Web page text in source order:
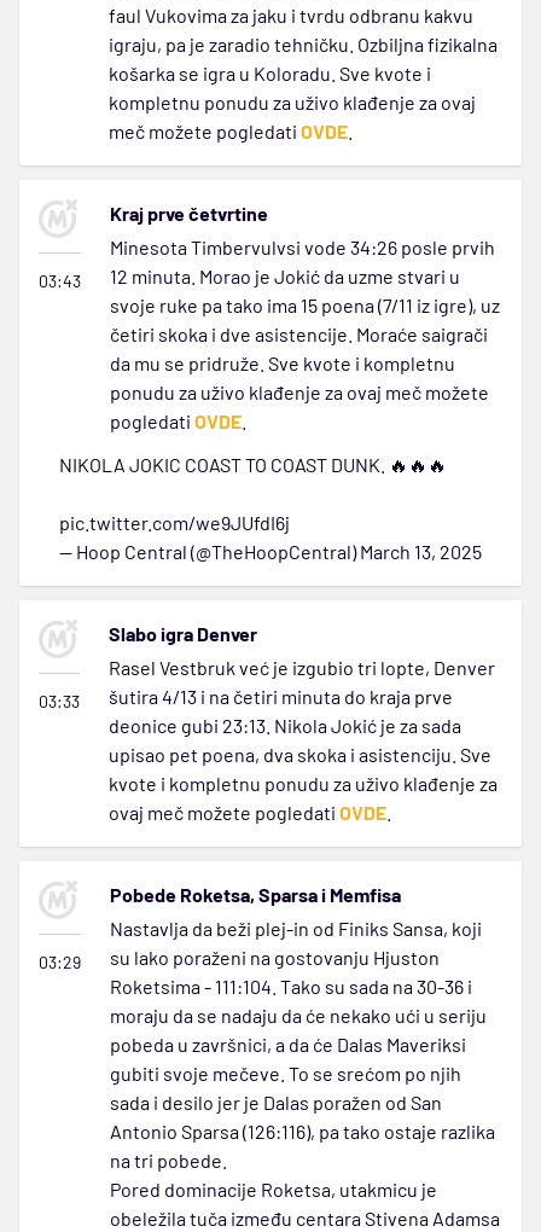
faul Vukovima za jaku i tvrdu odbranu kakvu
igraju, pa je zaradio tehničku. Ozbiljna fizikalna
košarka se igra u Koloradu. Sve kvote i
kompletnu ponudu za uživo klađenje za ovaj
meč možete pogledati OVDE
03:43
Kraj prve četvrtine
Minesota Timbervulvsi vode 34:26 posle prvih
12 minuta. Morao je Jokić da uzme stvari u
svoje ruke pa tako ima 15 poena (7/11 iz igre), uz
četiri skoka i dve asistencije. Moraće saigrači
da mu se pridruže. Sve kvote i kompletnu
ponudu za uživo klađenje za ovaj meč možete
pogledati OVDE
NIKOLA JOKIC COAST TO COAST DUNK. 🔥🔥🔥
pic.twitter.com/we9JUfdI6j
— Hoop Central (@TheHoopCentral)March 13, 2025
03:33
Slabo igra Denver
Rasel Vestbruk već je izgubio tri lopte, Denver
šutira 4/13 i na četiri minuta do kraja prve
deonice gubi 23:13. Nikola Jokić je za sada
upisao pet poena, dva skoka i asistenciju. Sve
kvote i kompletnu ponudu za uživo klađenje za
ovaj meč možete pogledati OVDE
03:29
Pobede Roketsa, Sparsa i Memfisa
Nastavlja da beži plej-in od Finiks Sansa, koji
su lako poraženi na gostovanju Hjuston
Roketsima - 111:104. Tako su sada na 30-36 i
moraju da se nadaju da će nekako ući u seriju
pobeda u završnici, a da će Dalas Maveriksi
gubiti svoje mečeve. To se srećom po njih
sada i desilo jer je Dalas poražen od San
Antonio Sparsa (126:116), pa tako ostaje razlika
na tri pobede.
Pored dominacije Roketsa, utakmicu je
obeležila tuča između centara Stivena Adamsa